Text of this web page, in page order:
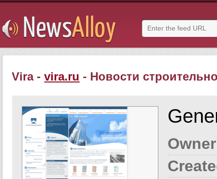
Vira -vira.ru - Новости